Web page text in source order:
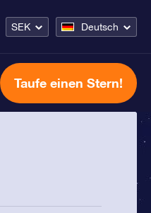
SEK Deutsch
Taufe einen Stern!